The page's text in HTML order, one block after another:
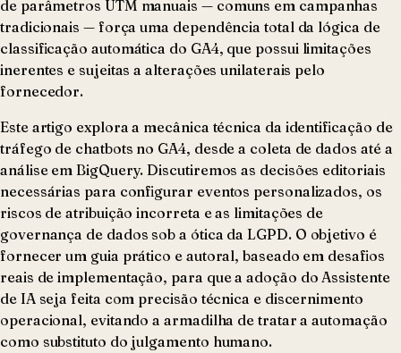
de parâmetros UTM manuais — comuns em campanhas
tradicionais — força uma dependência total da lógica de
classificação automática do GA4, que possui limitações
inerentes e sujeitas a alterações unilaterais pelo
fornecedor.
Este artigo explora a mecânica técnica da identificação de
tráfego de chatbots no GA4, desde a coleta de dados até a
análise em BigQuery. Discutiremos as decisões editoriais
necessárias para configurar eventos personalizados, os
riscos de atribuição incorreta e as limitações de
governança de dados sob a ótica da LGPD. O objetivo é
fornecer um guia prático e autoral, baseado em desafios
reais de implementação, para que a adoção do Assistente
de IA seja feita com precisão técnica e discernimento
operacional, evitando a armadilha de tratar a automação
como substituto do julgamento humano.